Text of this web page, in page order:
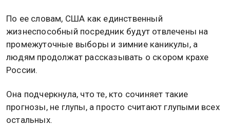
По ее словам, США как единственный
жизнеспособный посредник будут отвлечены на
промежуточные выборы и зимние каникулы, а
людям продолжат рассказывать о скором крахе
России.
Она подчеркнула, что те, кто сочиняет такие
прогнозы, не глупы, а просто считают глупыми всех
остальных.